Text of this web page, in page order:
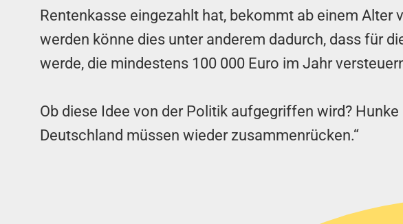
Rentenkasse eingezahlt hat, bekommt ab einem
werden könne dies unter anderem dadurch, dass für
werde, die mindestens 100 000 Euro im Jahr
Ob diese Idee von der Politik aufgegriffen wird?
Deutschland müssen wieder zusammenrücken.“